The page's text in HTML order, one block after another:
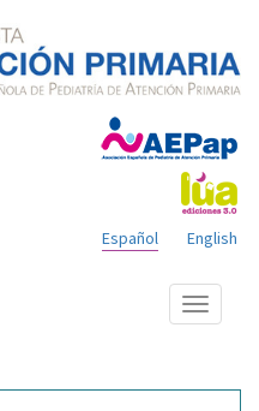
English
Español
Mostrar
menú